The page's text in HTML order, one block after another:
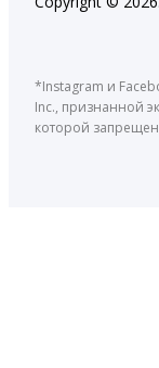
*Instagram и
Inc., признанной
которой